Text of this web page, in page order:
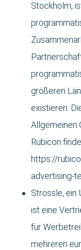
Stockholm,
größeren
existieren.
Allgemeinen
Rubicon
https://
advertising-
Strossle, ein
ist eine
für
mehreren